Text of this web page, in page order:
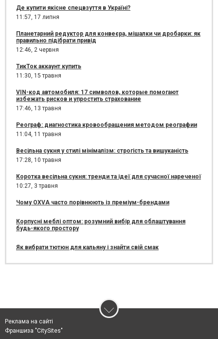
Де купити якісне спецвзуття в Україні?
11:57, 17 липня
Планетарний редуктор для конвеєра, мішалки чи дробарки: як
правильно підібрати привід
12:46, 2 червня
ТикТок аккаунт купить
11:30, 15 травня
VIN-код автомобиля: 17 символов, которые помогают
избежать рисков и упростить страхование
17:46, 13 травня
Реограф: диагностика кровообращения методом реографии
11:04, 11 травня
Весільна сукня у стилі мінімалізм: строгість та вишуканість
17:28, 10 травня
Коротка весільна сукня: тренди та ідеї для сучасної нареченої
10:27, 3 травня
Чому OXVA часто порівнюють із преміум-брендами
Корпусні меблі оптом: розумний вибір для облаштування
будь-якого простору
Як вибрати тютюн для кальяну і знайти свій смак
Реклама на сайті
Франшиза "CitySites"